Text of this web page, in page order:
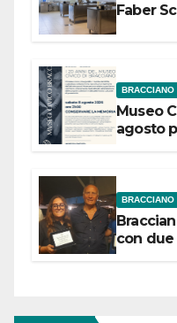
Faber
BRACCIANO
Museo
agosto
BRACCIANO
con